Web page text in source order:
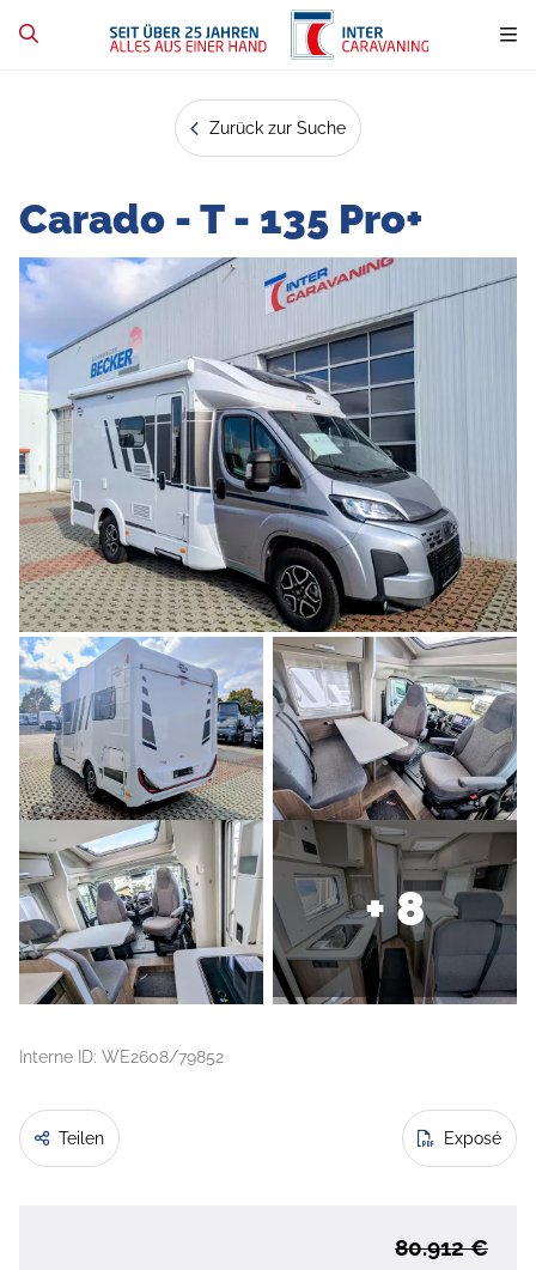
Zurück zur Suche
Carado - T - 135 Pro+
+ 8
Interne ID: WE2608/79852
Teilen Exposé
80.912 €